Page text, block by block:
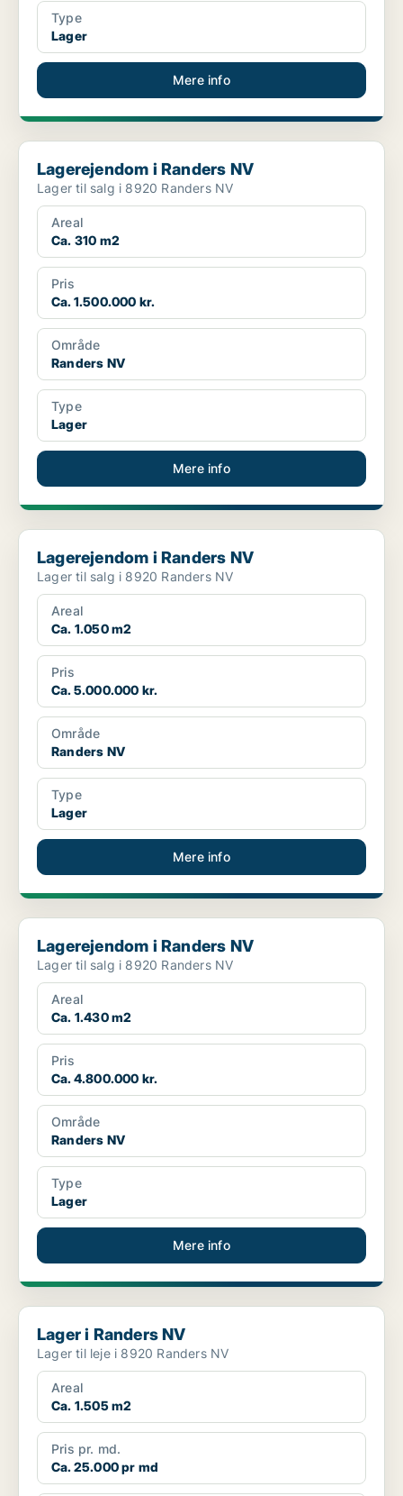
Type
Lager
Mere info
Lagerejendom i Randers NV
Lagerejendom i Randers NV
Lager til salg i 8920 Randers NV
Areal
Ca. 310 m2
Pris
Ca. 1.500.000 kr.
Område
Randers NV
Type
Lager
Mere info
Lagerejendom i Randers NV
Lagerejendom i Randers NV
Lager til salg i 8920 Randers NV
Areal
Ca. 1.050 m2
Pris
Ca. 5.000.000 kr.
Område
Randers NV
Type
Lager
Mere info
Lagerejendom i Randers NV
Lagerejendom i Randers NV
Lager til salg i 8920 Randers NV
Areal
Ca. 1.430 m2
Pris
Ca. 4.800.000 kr.
Område
Randers NV
Type
Lager
Mere info
Lager i Randers NV
Lager i Randers NV
Lager til leje i 8920 Randers NV
Areal
Ca. 1.505 m2
Pris pr. md.
Ca. 25.000 pr md